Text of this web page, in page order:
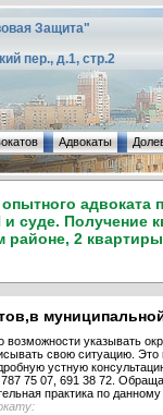
Защита"
пер., д.1, стр.2
Адвокаты
адвоката
суде. Получение
2 квартиры
указывать
свою ситуацию. Это
устную
75 07, 691 38 72.
практика по